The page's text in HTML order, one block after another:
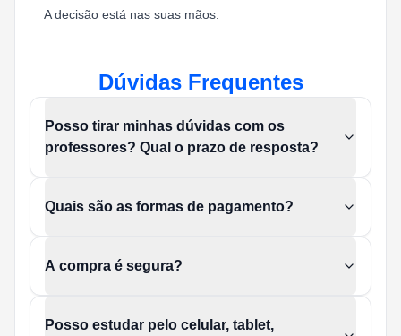
A decisão está nas suas mãos.
Dúvidas Frequentes
Posso tirar minhas dúvidas com os
professores? Qual o prazo de resposta?
Quais são as formas de pagamento?
A compra é segura?
Posso estudar pelo celular, tablet,